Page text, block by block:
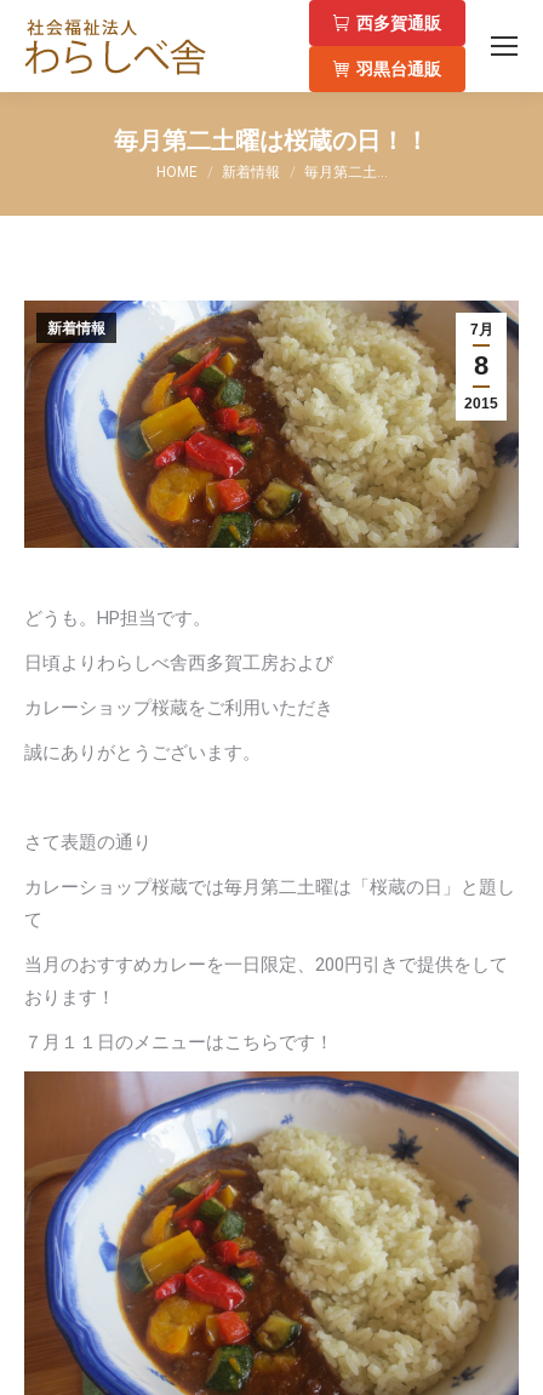
西多賀通販
羽黒台通販
毎月第二土曜は桜蔵の日！！
You are here:
HOME 新着情報 毎月第二土…
7月
8
2015
新着情報
どうも。HP担当です。
日頃よりわらしべ舎西多賀工房および
カレーショップ桜蔵をご利用いただき
誠にありがとうございます。
さて表題の通り
カレーショップ桜蔵では毎月第二土曜は「桜蔵の日」と題し
て
当月のおすすめカレーを一日限定、200円引きで提供をして
おります！
７月１１日のメニューはこちらです！